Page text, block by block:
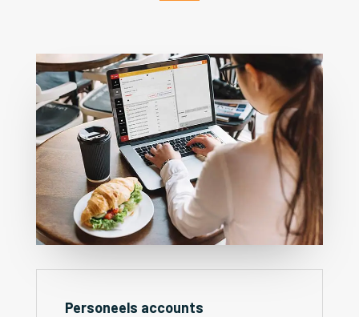
Personeels accounts